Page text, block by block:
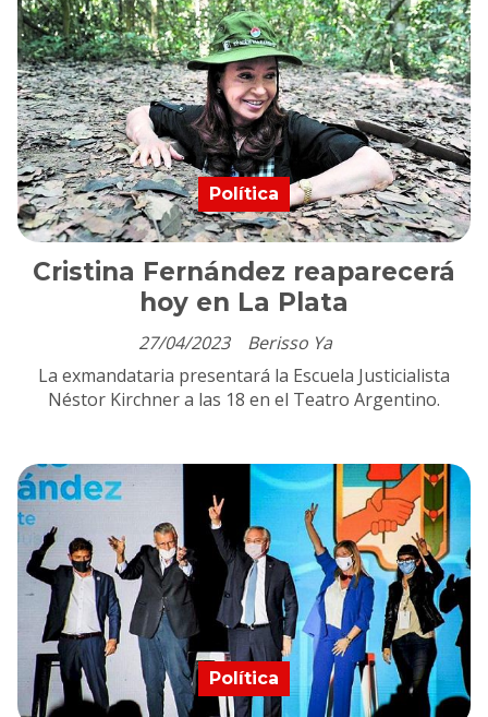
Cristina Fernández reaparecerá
hoy en La Plata
Berisso Ya
Política
27/04/2023
La exmandataria presentará la Escuela Justicialista
Néstor Kirchner a las 18 en el Teatro Argentino.
Política